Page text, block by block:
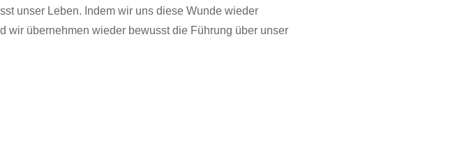
unser Leben. Indem wir uns diese Wunde wieder
wir übernehmen wieder bewusst die Führung über unser